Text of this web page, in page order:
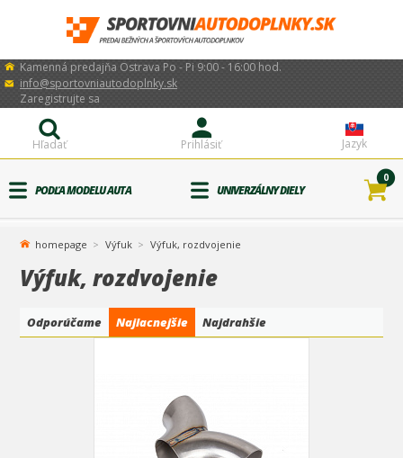
Kamenná predajňa Ostrava Po - Pi 9:00 - 16:00 hod.
info@sportovniautodoplnky.sk
Jazyk
Prihlásiť
Zaregistrujte sa
Hľadať
PODĽA MODELU AUTA UNIVERZÁLNY DIELY
0
homepage Výfuk Výfuk, rozdvojenie
Výfuk, rozdvojenie
Odporúčame Najlacnejšie Najdrahšie